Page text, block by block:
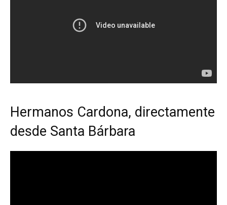
Hermanos Cardona, directamente
desde Santa Bárbara